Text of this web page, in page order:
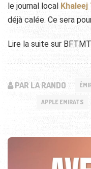
le journal local Khaleej
déjà calée. Ce sera
Lire la suite sur
PAR LA RANDO
APPLE EMIRATS